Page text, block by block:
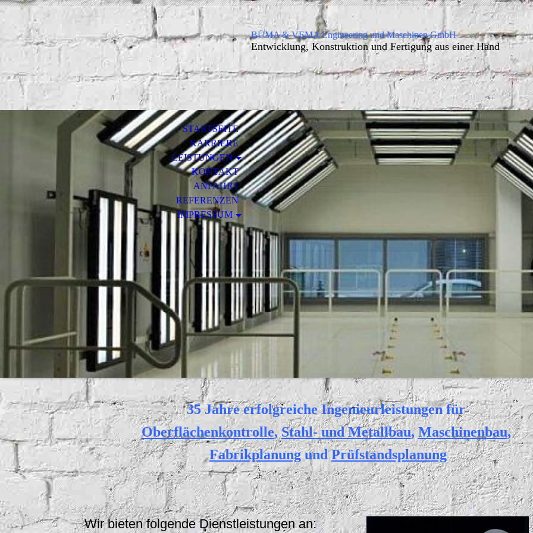
BÜMA & VEMA Engineering und Maschinen GmbH
Entwicklung, Konstruktion und Fertigung aus einer Hand
STARTSEITE
KARRIERE
LEISTUNGEN
KONTAKT
ANFAHRT
REFERENZEN
IMPRESSUM
35 Jahre erfolgreiche Ingenieurleistungen für
Oberflächenkontrolle,Stahl- und Metallbau,Maschinenbau,
FabrikplanungundPrüfstandsplanung
Wir bieten folgende Dienstleistungen an: